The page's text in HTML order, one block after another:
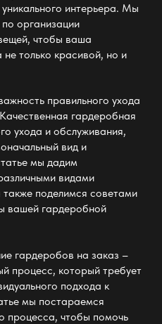
интерьера. Мы
организации
чтобы ваша
только красивой, но и
правильного ухода
гардеробная
ухода и обслуживания,
вид и
мы дадим
видами
поделимся советами
вашей гардеробной
гардеробов на заказ –
процесс, который требует
подхода к
мы постараемся
процесса, чтобы помочь